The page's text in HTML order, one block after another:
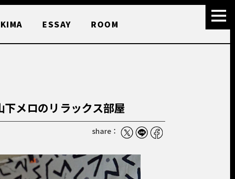
ESSAY ROOM
メロのリラックス部屋
share：